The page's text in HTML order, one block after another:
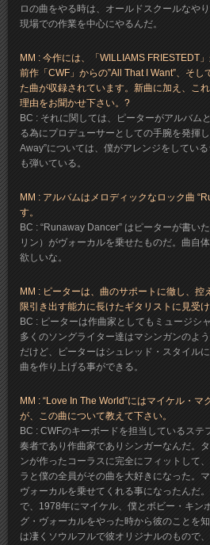
ロの曲をやる時は、オールドスクールなや
現場での作業を中心にやるんだ。
MM : 今作には、「WILLIAMS FRIESTEDT」
前作「CWF」からの”All That I Want”、そし
た曲が収録されています。新曲に加え、こ
理由をお聞かせ下さい。?
BC : それに関しては、ピーターがアルバム
る為にプロデューサーとしての手腕を発揮
Away”については、僕がアレンジをしてい
も弾いている。
MM : アルバムはメロディックなロック曲
す。
BC : “Runaway Dancer” はピーターが書い
リン）がヴォーカルを乗せたものだ。曲自
欲しいな。
MM : ピーターは、曲のサポートに徹し、控
限引き出す能力に長けたギタリストに見受け
BC : ピーターは作曲家としてもミュージシ
多くのソングライター達はマシンガンのよ
だけど、ピーターはシュレッド・スタイル
曲を作り上げる事ができる。
MM : “Love In The World”にはマイケル・
が、この曲について教えて下さい。
BC : CWFのキーボードを担当しているステ
奏者であり作曲家でありシンガーなんだ。
ンが作ったコーラスに完全にフィットして
ラと僕の全員がその曲を大好きになった。
ヴォーカルを乗せてくれる事になったんだ
で、1978年にマイケル、僕とボビー・キン
グ・ヴォーカルをやった時から彼のことを
は凄くソウルフルで彼オリジナルのもので